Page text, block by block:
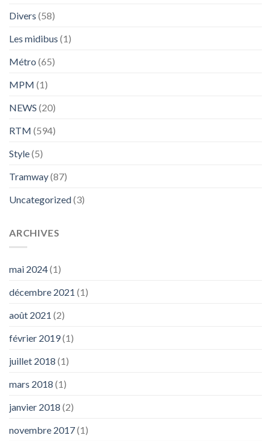
Divers (58)
Les midibus (1)
Métro (65)
MPM (1)
NEWS (20)
RTM (594)
Style(5)
Tramway(87)
Uncategorized(3)
ARCHIVES
mai 2024(1)
décembre 2021 (1)
août 2021 (2)
février 2019(1)
juillet 2018 (1)
mars 2018 (1)
janvier 2018 (2)
novembre 2017(1)